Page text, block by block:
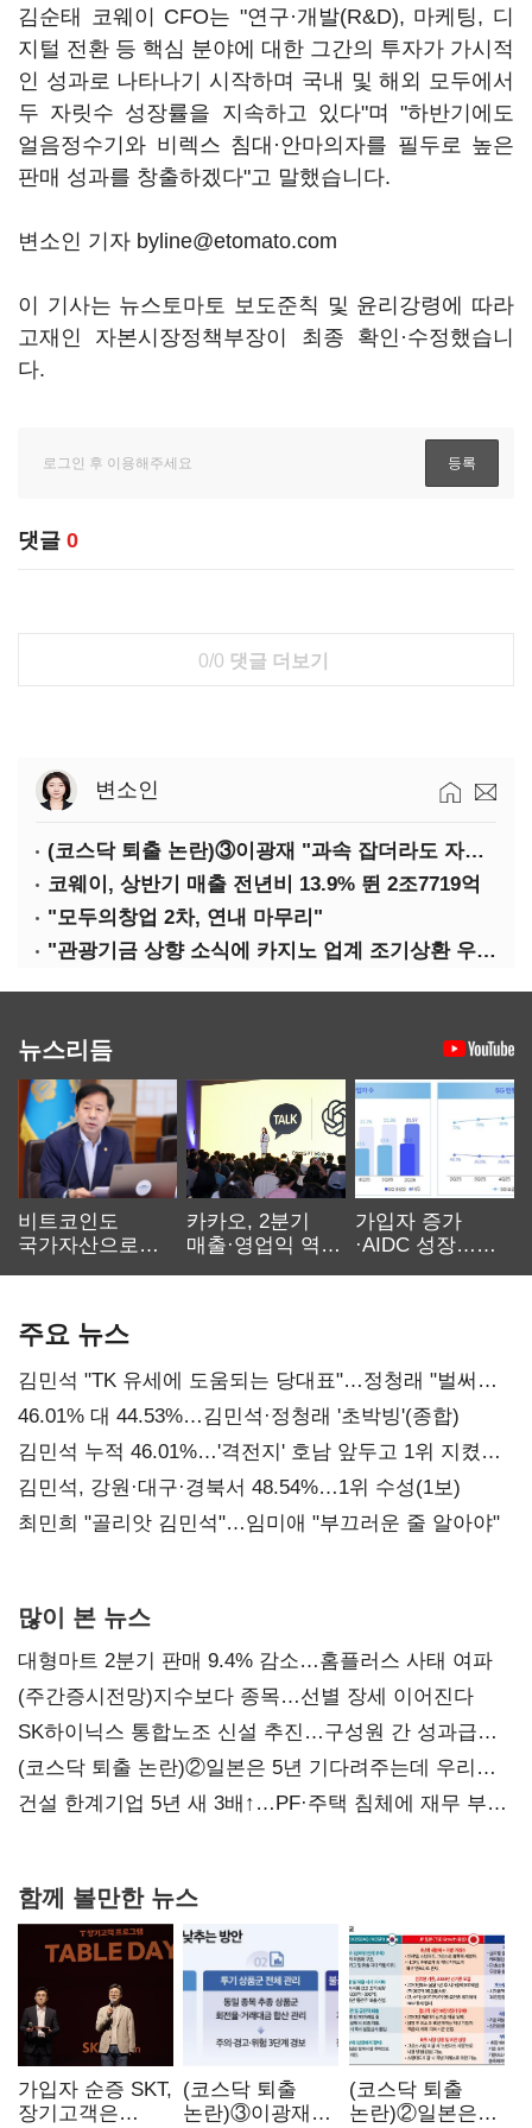
김순태 코웨이 CFO는 "연구·개발(R&D), 마케팅, 디
지털 전환 등 핵심 분야에 대한 그간의 투자가 가시적
인 성과로 나타나기 시작하며 국내 및 해외 모두에서
두 자릿수 성장률을 지속하고 있다"며 "하반기에도
얼음정수기와 비렉스 침대·안마의자를 필두로 높은
판매 성과를 창출하겠다"고 말했습니다.
변소인 기자 byline@etomato.com
이 기사는 뉴스토마토 보도준칙 및 윤리강령에 따라
고재인 자본시장정책부장이 최종 확인·수정했습니
다.
댓글 0
0/0 댓글 더보기
변소인
(코스닥 퇴출 논란)③이광재 "과속 잡더라도 자동차 없애지는 말아야"
코웨이, 상반기 매출 전년비 13.9% 뛴 2조7719억
"모두의창업 2차, 연내 마무리"
"관광기금 상향 소식에 카지노 업계 조기상환 우려"
뉴스리듬
비트코인도
국가자산으로…'
카카오, 2분기
매출·영업익 역대
가입자 증가
·AIDC 성장…
주요 뉴스
김민석 "TK 유세에 도움되는 당대표"…정청래 "벌써
대표된 양 당직 배분"
46.01% 대 44.53%…김민석·정청래 '초박빙'(종합)
김민석 누적 46.01%…'격전지' 호남 앞두고 1위 지켰다
(2보)
김민석, 강원·대구·경북서 48.54%…1위 수성(1보)
최민희 "골리앗 김민석"…임미애 "부끄러운 줄 알아야"
많이 본 뉴스
대형마트 2분기 판매 9.4% 감소…홈플러스 사태 여파
(주간증시전망)지수보다 종목…선별 장세 이어진다
SK하이닉스 통합노조 신설 추진…구성원 간 성과급
불만 확산
(코스닥 퇴출 논란)②일본은 5년 기다려주는데 우리는
당장 퇴출?…시간만으론 부족한 코스닥 구하기
건설 한계기업 5년 새 3배↑…PF·주택 침체에 재무 부담
함께 볼만한 뉴스
가입자 순증 SKT,
장기고객은
(코스닥 퇴출
논란)③이광재
(코스닥 퇴출
논란)②일본은